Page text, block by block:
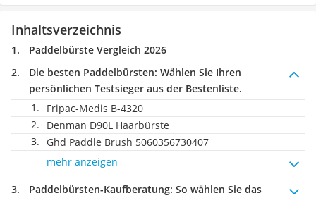
Inhaltsverzeichnis
Paddelbürste Vergleich 2026
Die besten Paddelbürsten: Wählen Sie Ihren
persönlichen Testsieger aus der Bestenliste.
Fripac-Medis B-4320
Denman D90L Haarbürste
Ghd Paddle Brush 5060356730407
mehr anzeigen
Paddelbürsten-Kaufberatung: So wählen Sie das